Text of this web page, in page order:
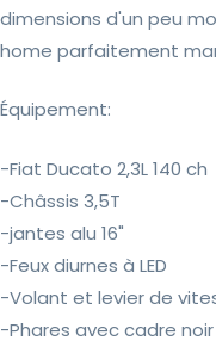
dimensions d'un peu
home parfaitement
Équipement:
-Fiat Ducato 2,3L 140 ch
-Châssis 3,5T
-jantes alu 16"
-Feux diurnes à LED
-Volant et levier de
-Phares avec cadre noir